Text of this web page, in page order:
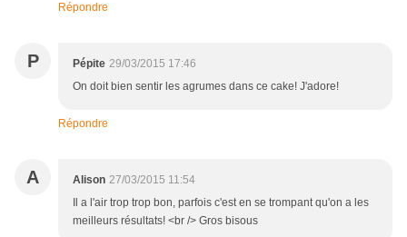
Répondre
P Pépite 29/03/2015 17:46
On doit bien sentir les agrumes dans ce cake! J'adore!
Répondre
A Alison 27/03/2015 11:54
Il a l'air trop trop bon, parfois c'est en se trompant qu'on a les
meilleurs résultats! <br /> Gros bisous